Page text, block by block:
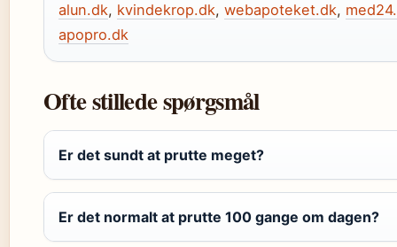
alun.dk, kvindekrop.dk, webapoteket.dk,
apopro.dk
Ofte stillede spørgsmål
Er det sundt at prutte meget?
Er det normalt at prutte 100 gange om dagen?